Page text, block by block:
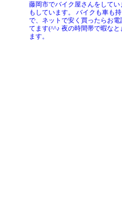
藤岡市でバイク屋さんをしてい
もしています。
バイクも車も
で、ネットで安く買ったらお電
てます(^^♪ 夜の時間帯で暇な
ます。